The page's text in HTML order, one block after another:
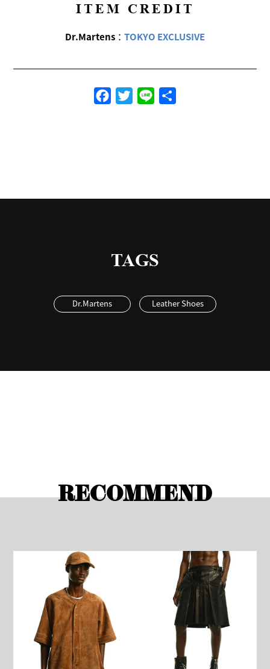
ITEM CREDIT
Dr.Martens： TOKYO EXCLUSIVE
FacebookTwitterLine
TAGS
Dr.Martens Leather Shoes
RECOMMEND